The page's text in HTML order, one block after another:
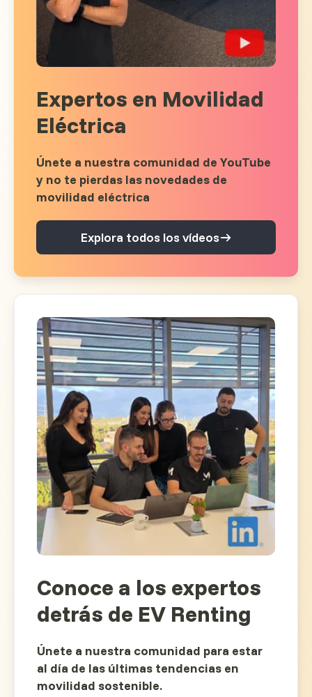
Expertos en Movilidad
Eléctrica
Únete a nuestra comunidad de YouTube
y no te pierdas las novedades de
movilidad eléctrica
Explora todos los vídeos
Conoce a los expertos
detrás de EV Renting
Únete a nuestra comunidad para estar
al día de las últimas tendencias en
movilidad sostenible.